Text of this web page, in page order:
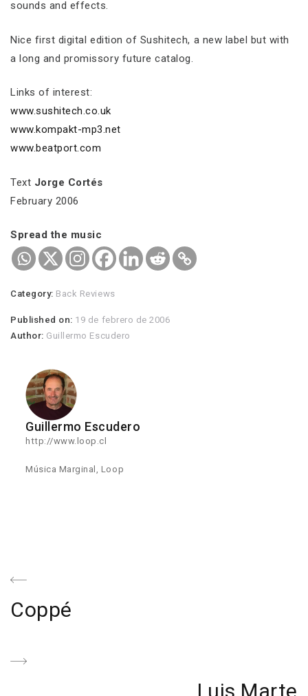
sounds and effects.
Nice first digital edition of Sushitech, a new label but with
a long and promissory future catalog.
Links of interest:
www.sushitech.co.uk
www.kompakt-mp3.net
www.beatport.com
Text Jorge Cortés
February 2006
Spread the music
Category: Back Reviews
Published on: 19 de febrero de 2006
Author: Guillermo Escudero
Guillermo Escudero
http://www.loop.cl
Música Marginal, Loop
Navegación
de
entradas
Previous
Coppé
Next
Luis Marte